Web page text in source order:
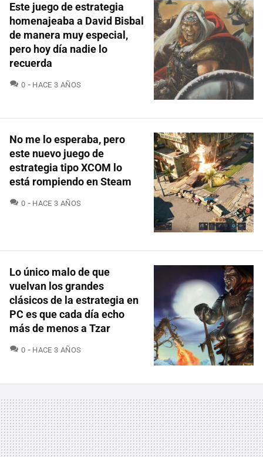
Este juego de estrategia
homenajeaba a David Bisbal
de manera muy especial,
pero hoy día nadie lo
recuerda
0 COMENTARIOS
HACE 3 AÑOS
No me lo esperaba, pero
este nuevo juego de
estrategia tipo XCOM lo
está rompiendo en Steam
0 COMENTARIOS
HACE 3 AÑOS
Lo único malo de que
vuelvan los grandes
clásicos de la estrategia en
PC es que cada día echo
más de menos a Tzar
0 COMENTARIOS
HACE 3 AÑOS